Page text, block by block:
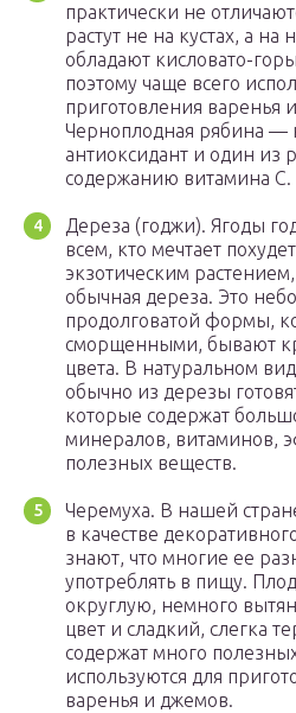
практически не
растут не на кустах, а
обладают кисловато-
поэтому чаще всего
приготовления варенья
Черноплодная рябина —
антиоксидант и один из
содержанию витамина С.
Дереза (годжи). Ягоды
всем, кто мечтает
экзотическим
обычная дереза. Это
продолговатой формы,
сморщенными, бывают
цвета. В натуральном
обычно из дерезы
которые содержат
минералов, витаминов,
полезных веществ.
Черемуха. В нашей
в качестве
знают, что многие ее
употреблять в пищу.
округлую, немного
цвет и сладкий, слегка
содержат много
используются для
варенья и джемов.